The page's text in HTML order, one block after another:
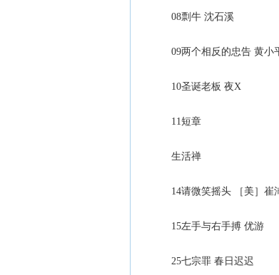
08剽牛 沈石溪
09两个相反的忠告 黄小
10圣诞老板 夜X
11短章
生活禅
14请微笑摇头 ［美］崔
15左手与右手搏 优游
25七宗罪 春日迟迟